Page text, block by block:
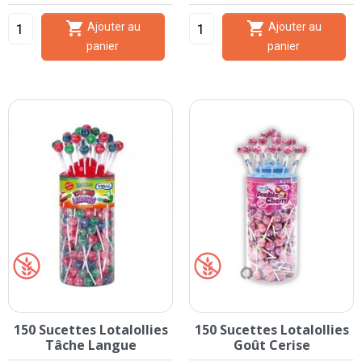

panier

panier
150 Sucettes Lotalollies
Tâche Langue
150 Sucettes Lotalollies
Goût Cerise